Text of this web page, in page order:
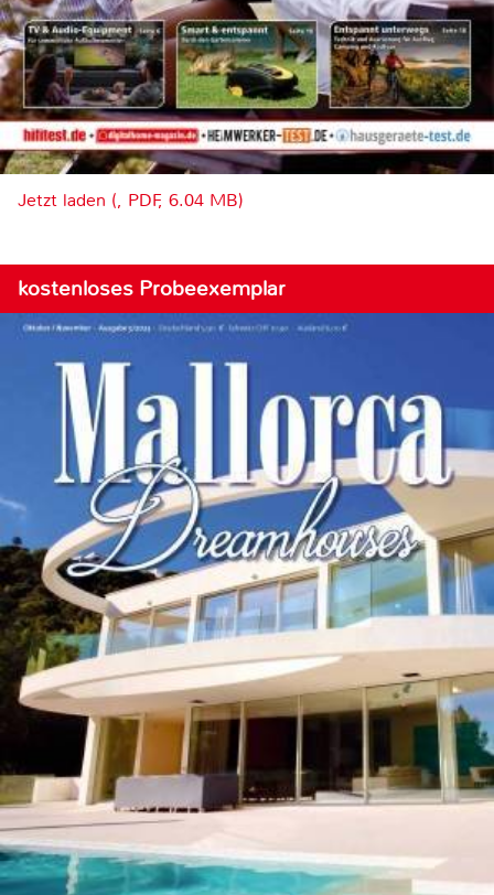
Jetzt laden (, PDF, 6.04 MB)
kostenloses Probeexemplar